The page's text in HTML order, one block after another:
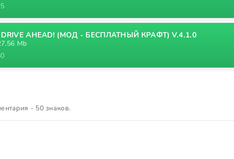
AHEAD! (МОД - БЕСПЛАТНЫЙ КРАФТ) V.4.1.0
Mb
- 50 знаков.